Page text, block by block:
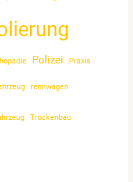
Polizei Praxis
rennwagen
Trockenbau